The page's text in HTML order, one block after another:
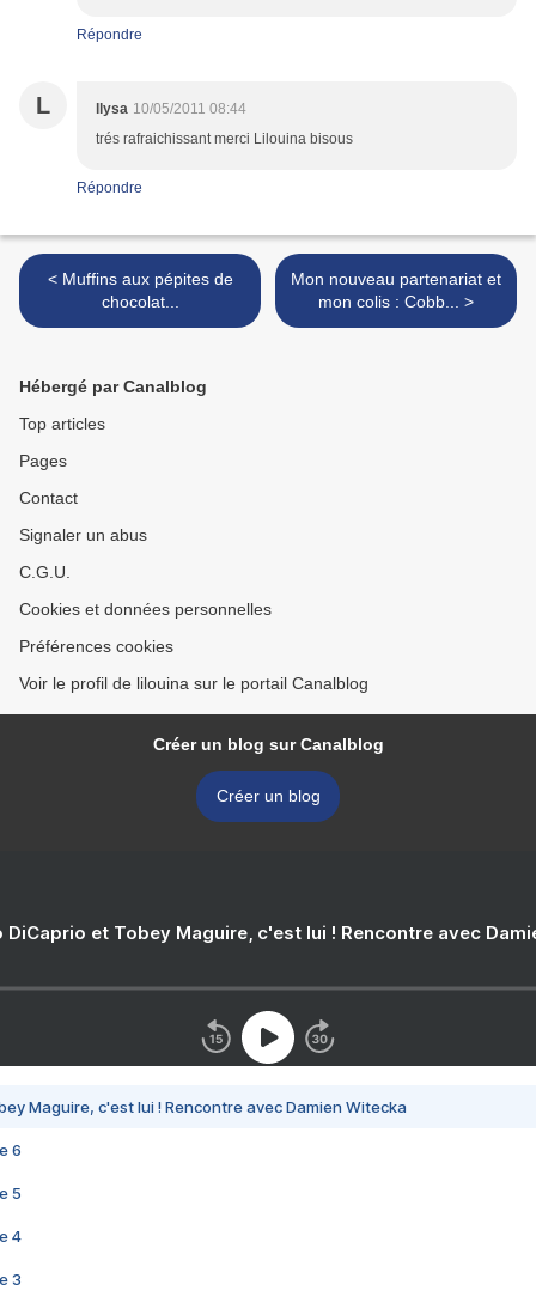
Répondre
L llysa 10/05/2011 08:44
trés rafraichissant merci Lilouina bisous
Répondre
< Muffins aux pépites de
chocolat...
Mon nouveau partenariat et
mon colis : Cobb... >
Hébergé par Canalblog
Top articles
Pages
Contact
Signaler un abus
C.G.U.
Cookies et données personnelles
Préférences cookies
Voir le profil de lilouina sur le portail Canalblog
Créer un blog sur Canalblog
Créer un blog
DiCaprio et Tobey Maguire, c'est lui ! Rencontre avec
Maguire, c'est lui ! Rencontre avec Damien Witecka
6
5
4
3